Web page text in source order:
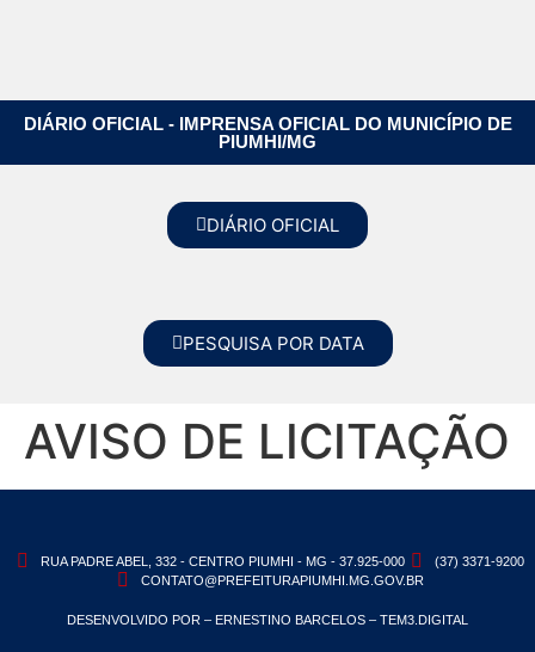
DIÁRIO OFICIAL - IMPRENSA OFICIAL DO MUNICÍPIO DE
PIUMHI/MG
DIÁRIO OFICIAL
PESQUISA POR DATA
AVISO DE LICITAÇÃO
RUA PADRE ABEL, 332 - CENTRO PIUMHI - MG - 37.925-000
(37) 3371-9200
CONTATO@PREFEITURAPIUMHI.MG.GOV.BR
DESENVOLVIDO POR – ERNESTINO BARCELOS – TEM3.DIGITAL